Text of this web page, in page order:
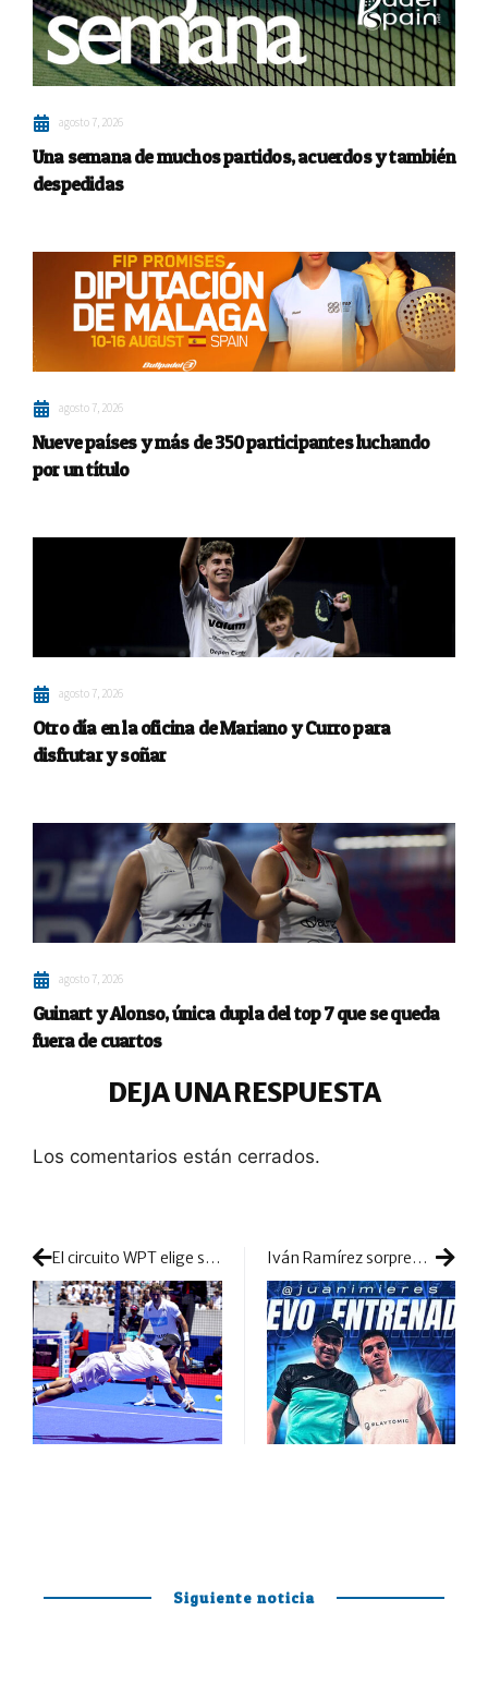
agosto 7, 2026
Una semana de muchos partidos, acuerdos y también
despedidas
agosto 7, 2026
Nueve países y más de 350 participantes luchando
por un título
agosto 7, 2026
Otro día en la oficina de Mariano y Curro para
disfrutar y soñar
agosto 7, 2026
Guinart y Alonso, única dupla del top 7 que se queda
fuera de cuartos
DEJA UNA RESPUESTA
Los comentarios están cerrados.
El circuito WPT elige su top 10 de puntazos de la temporada 2022 Iván Ramírez sorprende con su elección de entrenador
Siguiente noticia